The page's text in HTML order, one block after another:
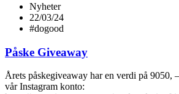
Nyheter
22/03/24
#dogood
Påske Giveaway
Årets påskegiveaway har en verdi på 9050,
vår Instagram konto: